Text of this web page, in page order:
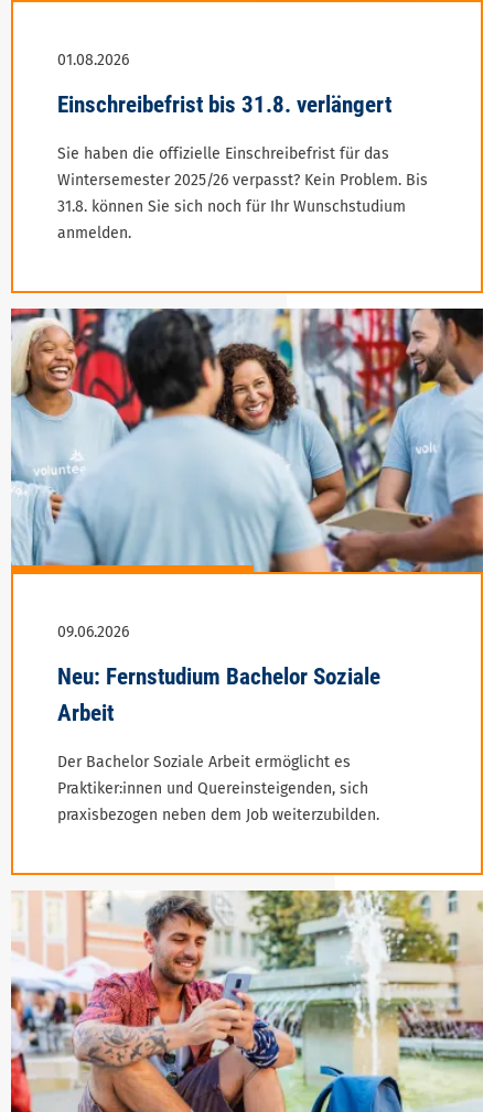
Sie haben die offizielle Einschreibefrist für das
Wintersemester 2025/26 verpasst? Kein Problem. Bis
31.8. können Sie sich noch für Ihr Wunschstudium
anmelden.
Der Bachelor Soziale Arbeit ermöglicht es
Praktiker:innen und Quereinsteigenden, sich
praxis­bezogen neben dem Job weiterzubilden.